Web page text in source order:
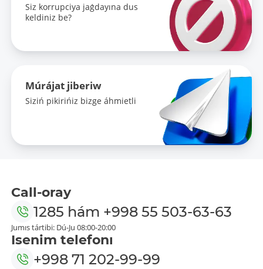
Siz korrupciya jaǵdayına dus
keldiniz be?
Múrájat jiberiw
Siziń pikirińiz bizge áhmietli
Call-oray
1285 hám +998 55 503-63-63
Jumıs tártibi: Dú-Ju 08:00-20:00
Isenim telefonı
+998 71 202-99-99